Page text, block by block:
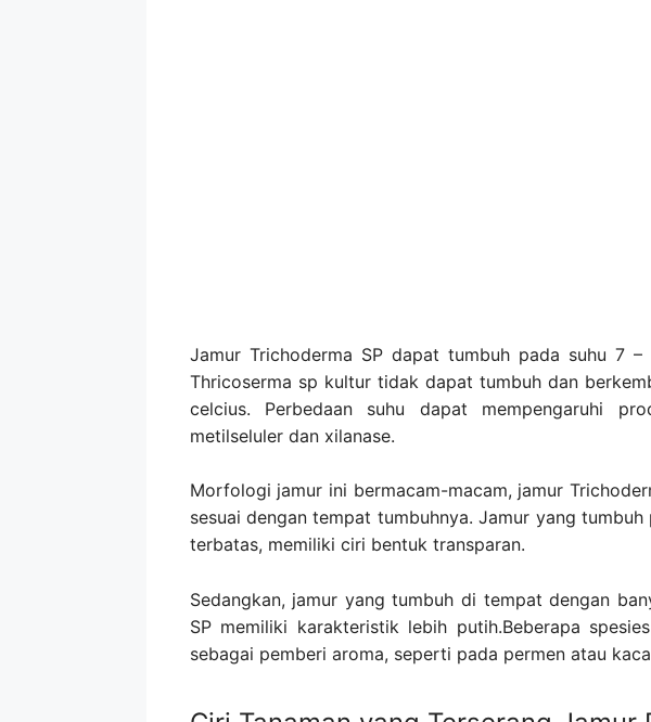
Jamur Trichoderma SP dapat tumbuh pada suhu 7
Thricoserma sp kultur tidak dapat tumbuh dan
celcius. Perbedaan suhu dapat mempengaruhi
metilseluler dan xilanase.
Morfologi jamur ini bermacam-macam, jamur
sesuai dengan tempat tumbuhnya. Jamur yang
terbatas, memiliki ciri bentuk transparan.
Sedangkan, jamur yang tumbuh di tempat dengan
SP memiliki karakteristik lebih putih.Beberapa
sebagai pemberi aroma, seperti pada permen atau